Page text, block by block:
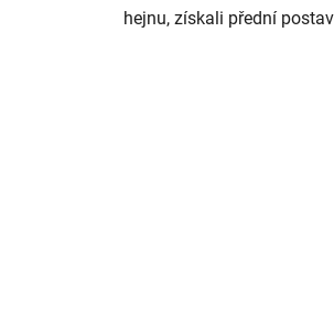
hejnu, získali přední